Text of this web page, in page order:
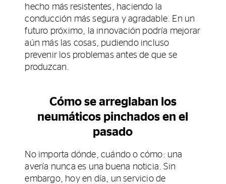
hecho más resistentes, haciendo la
conducción más segura y agradable. En un
futuro próximo, la innovación podría mejorar
aún más las cosas, pudiendo incluso
prevenir los problemas antes de que se
produzcan.
Cómo se arreglaban los
neumáticos pinchados en el
pasado
No importa dónde, cuándo o cómo: una
avería nunca es una buena noticia. Sin
embargo, hoy en día, un servicio de